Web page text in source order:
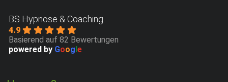
BS Hypnose & Coaching
4.9
Basierend auf 82 Bewertungen
powered by Google